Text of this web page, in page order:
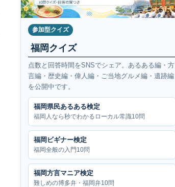
参加型クイズ
福岡クイズ
点数と回答時間をSNSでシェア。あるある編・方
言編・歴史編・偉人編・ご当地グルメ編・遺跡編
を公開中です。
福岡県民あるある検定
福岡人なら秒でわかるローカル常識10問
福岡ビギナー検定
福岡全般の入門10問
福岡方言マニア検定
難しめの博多弁・福岡弁10問